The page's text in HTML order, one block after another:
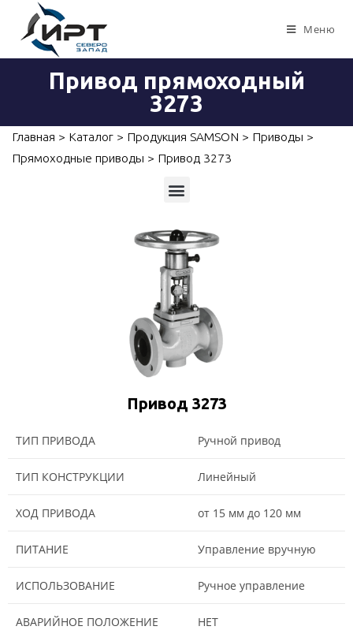
Меню
Привод прямоходный
3273
Главная > Каталог > Продукция SAMSON > Приводы >
Прямоходные приводы > Привод 3273
Привод 3273
ТИП ПРИВОДА Ручной привод
АВАРИЙНОЕ ПОЛОЖЕНИЕ НЕТ
ТИП КОНСТРУКЦИИ Линейный
ХОД ПРИВОДА от 15 мм до 120 мм
ПИТАНИЕ Управление вручную
ИСПОЛЬЗОВАНИЕ Ручное управление